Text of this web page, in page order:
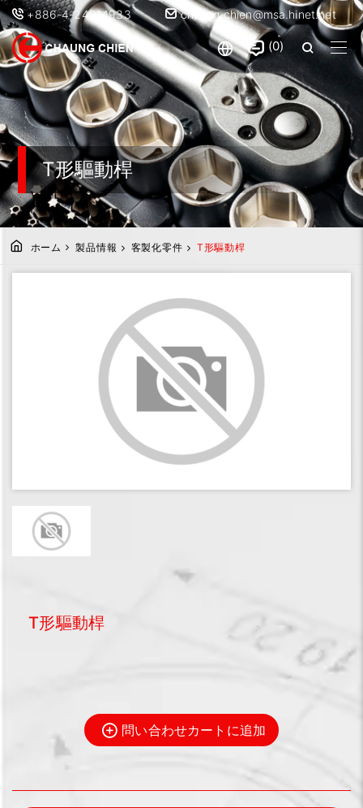
+886-4-24914933 chaung.chien@msa.hinet.net
0
T形驅動桿
ホーム 製品情報 客製化零件 T形驅動桿
T形驅動桿
問い合わせカートに追加